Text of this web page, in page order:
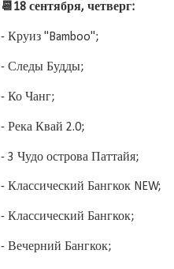
📆18 сентября, четверг:
- Круиз "Bamboo";
- Следы Будды;
- Ко Чанг;
- Река Квай 2.0;
- 3 Чудо острова Паттайя;
- Классический Бангкок NEW;
- Классический Бангкок;
- Вечерний Бангкок;